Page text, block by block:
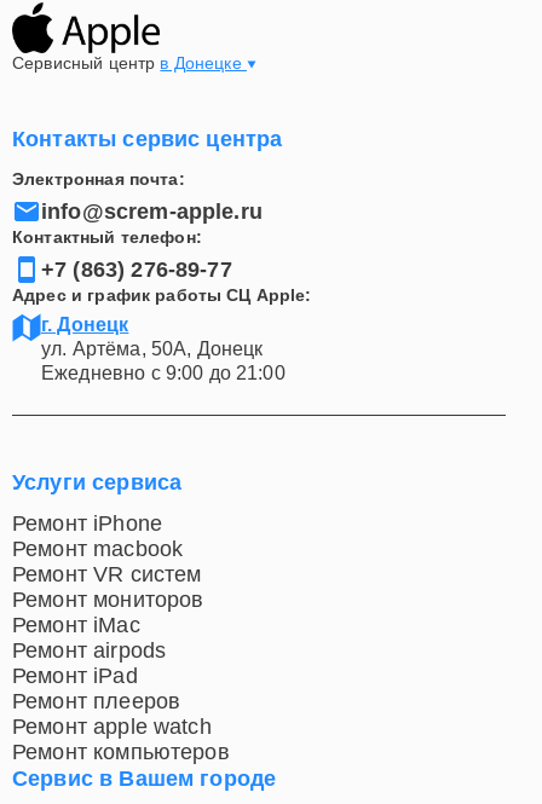
Сервисный центр в Донецке
Контакты сервис центра
Электронная почта:
info@screm-apple.ru
Контактный телефон:
+7 (863) 276-89-77
Адрес и график работы СЦ Apple:
г. Донецк
ул. Артёма, 50А, Донецк
Ежедневно с 9:00 до 21:00
Сервис в Вашем городе
Услуги сервиса
Ремонт iPhone
Ремонт macbook
Ремонт VR систем
Ремонт мониторов
Ремонт iMac
Ремонт airpods
Ремонт iPad
Ремонт плееров
Ремонт apple watch
Ремонт компьютеров